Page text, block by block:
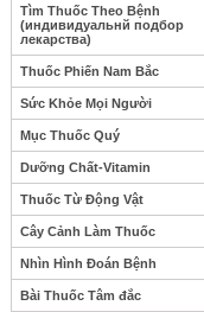
Tìm Thuốc Theo Bệnh
(индивидуальнй подбор
лекарства)
Thuốc Phiến Nam Bắc
Sức Khỏe Mọi Người
Mục Thuốc Quý
Dưỡng Chất-Vitamin
Thuốc Từ Động Vật
Cây Cảnh Làm Thuốc
Nhìn Hình Đoán Bệnh
Bài Thuốc Tâm đắc